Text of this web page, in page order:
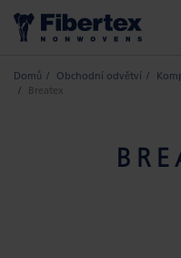
Domů Obchodní odvětví
Breatex